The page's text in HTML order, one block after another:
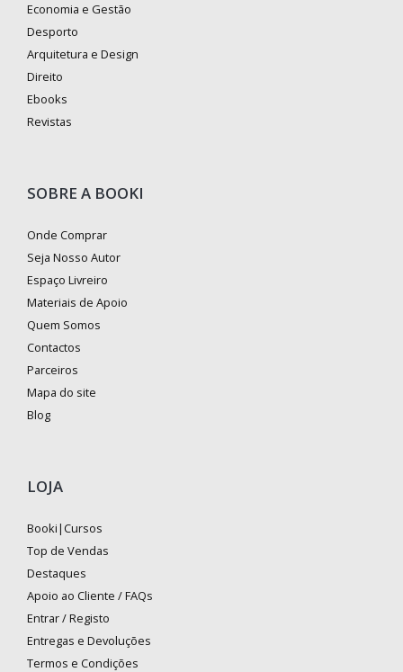
Economia e Gestão
Desporto
Arquitetura e Design
Direito
Ebooks
Revistas
SOBRE A BOOKI
Onde Comprar
Seja Nosso Autor
Espaço Livreiro
Materiais de Apoio
Quem Somos
Contactos
Parceiros
Mapa do site
Blog
LOJA
Booki|Cursos
Top de Vendas
Destaques
Apoio ao Cliente / FAQs
Entrar / Registo
Entregas e Devoluções
Termos e Condições